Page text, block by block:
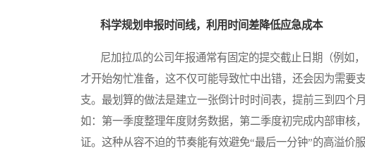
科学规划申报时间线，利用时间差降低应急成本
尼加拉瓜的公司年报通常有固定的提交截止日期（例如
才开始匆忙准备，这不仅可能导致忙中出错，还会因为需要
支。最划算的做法是建立一张倒计时时间表，提前三到四个
如：第一季度整理年度财务数据，第二季度初完成内部审核
证。这种从容不迫的节奏能有效避免“最后一分钟”的高溢价服